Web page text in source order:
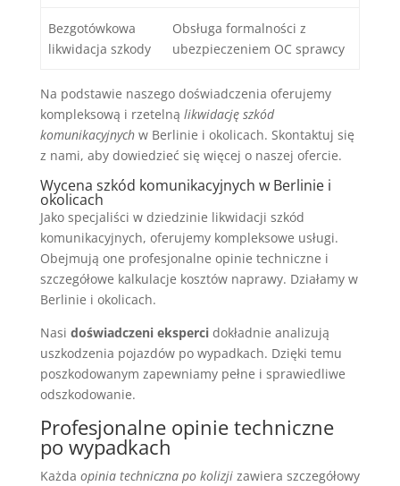
Bezgotówkowa
likwidacja szkody
Obsługa formalności z
ubezpieczeniem OC sprawcy
Na podstawie naszego doświadczenia oferujemy
kompleksową i rzetelną likwidację szkód
komunikacyjnychw Berlinie i okolicach. Skontaktuj się
z nami, aby dowiedzieć się więcej o naszej ofercie.
Wycena szkód komunikacyjnych w Berlinie i
okolicach
Jako specjaliści w dziedzinie likwidacji szkód
komunikacyjnych, oferujemy kompleksowe usługi.
Obejmują one profesjonalne opinie techniczne i
szczegółowe kalkulacje kosztów naprawy. Działamy w
Berlinie i okolicach.
Nasi doświadczeni ekspercidokładnie analizują
uszkodzenia pojazdów po wypadkach. Dzięki temu
poszkodowanym zapewniamy pełne i sprawiedliwe
odszkodowanie.
Profesjonalne opinie techniczne
po wypadkach
Każda opinia techniczna po kolizjizawiera szczegółowy